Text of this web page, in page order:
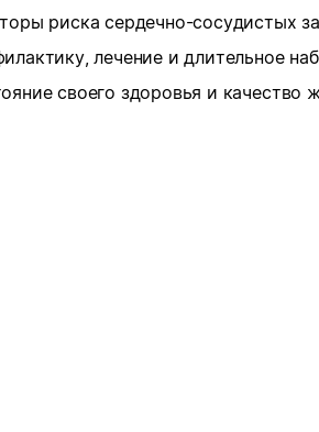
риска сердечно-сосудистых
лечение и длительное
своего здоровья и качество